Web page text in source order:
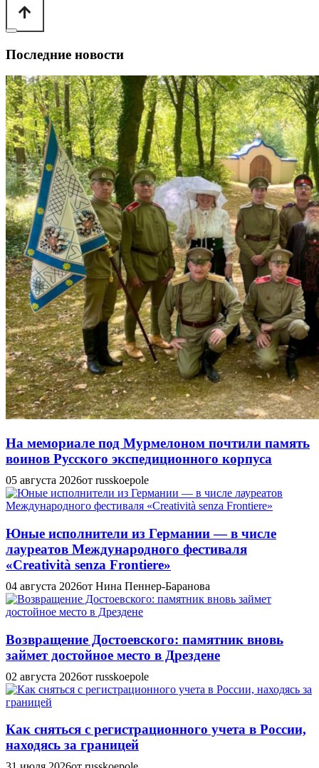
Последние новости
На мемориале под Мурмелоном почтили память
воинов Русского экспедиционного корпуса
05 августа 2026от russkoepole
Юные исполнители из Германии — в числе
лауреатов Международного фестиваля
«Creatività senza Frontiere»
04 августа 2026от Нина Пеннер-Баранова
Возвращение Достоевского: памятник вновь
займет достойное место в Дрездене
02 августа 2026от russkoepole
Как сняться с регистрационного учета в России,
находясь за границей